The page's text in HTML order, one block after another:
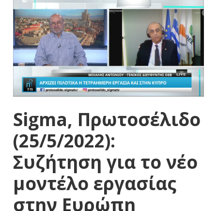
Sigma, Πρωτοσέλιδο
(25/5/2022):
Συζήτηση για το νέο
μοντέλο εργασίας
στην Ευρώπη